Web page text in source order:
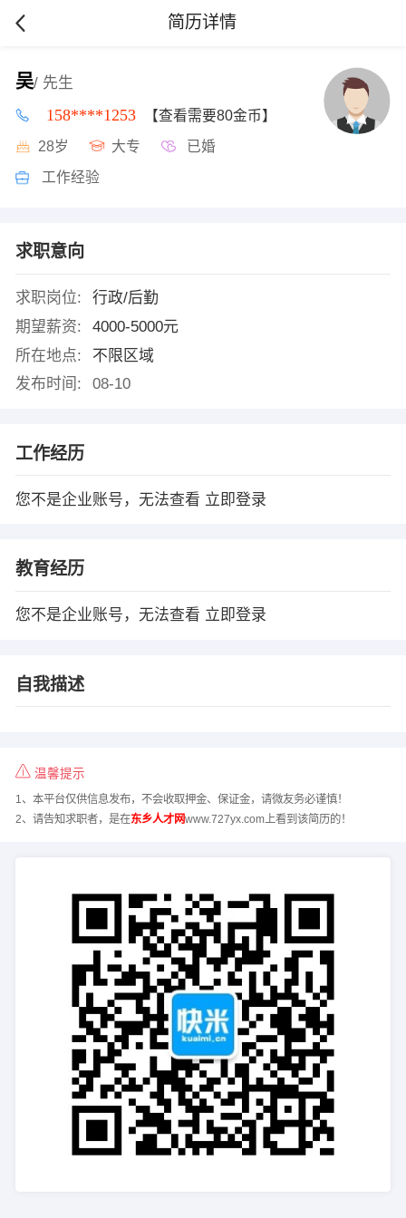
简历详情
吴/ 先生
158****1253 【查看需要80金币】
28岁 大专 已婚
工作经验
求职意向
求职岗位:
行政/后勤
期望薪资:
4000-5000元
所在地点:
不限区域
发布时间:
08-10
工作经历
您不是企业账号，无法查看 立即登录
教育经历
您不是企业账号，无法查看 立即登录
自我描述
温馨提示
1、本平台仅供信息发布，不会收取押金、保证金，请微友务必谨慎！
2、请告知求职者，是在东乡人才网www.727yx.com上看到该简历的！